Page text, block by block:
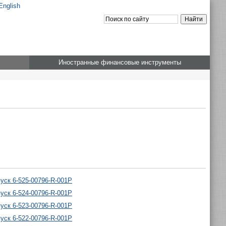
Иностранные финансовые инструменты
6-525-00796-R-001P
6-524-00796-R-001P
6-523-00796-R-001P
6-522-00796-R-001P